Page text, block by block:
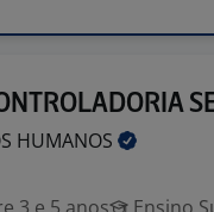
HUMANOS